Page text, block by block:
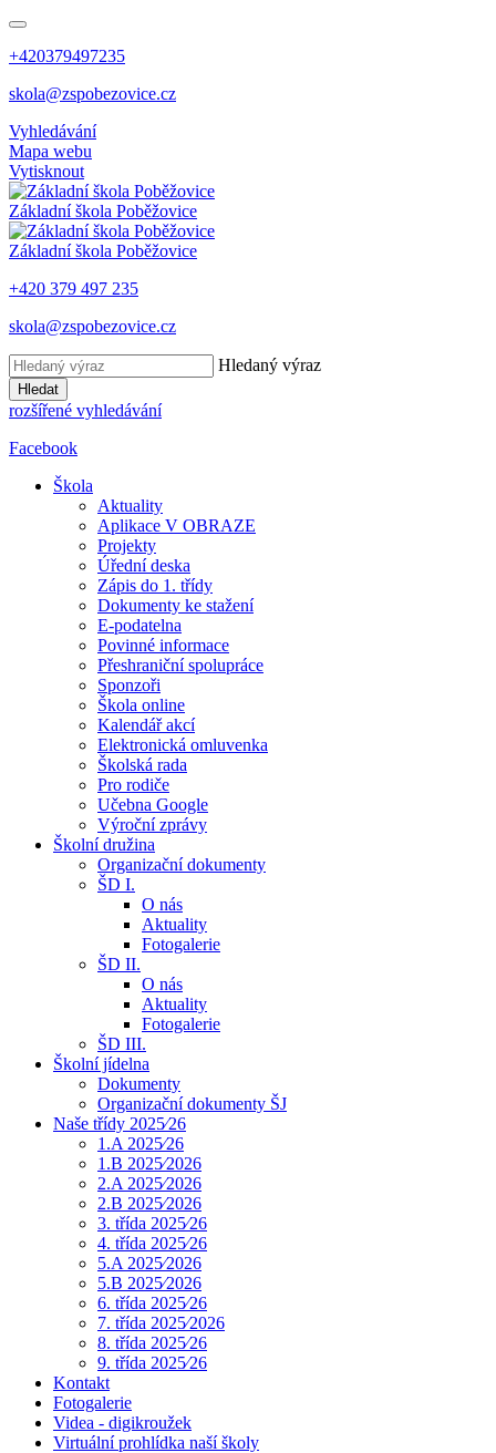
+420379497235
skola@zspobezovice.cz
Vyhledávání
Mapa webu
Vytisknout
Základní škola Poběžovice
Základní škola Poběžovice
+420 379 497 235
skola@zspobezovice.cz
Hledaný výraz
Hledat
rozšířené vyhledávání
Facebook
Škola
Aktuality
Aplikace V OBRAZE
Projekty
Úřední deska
Zápis do 1. třídy
Dokumenty ke stažení
E-podatelna
Povinné informace
Přeshraniční spolupráce
Sponzoři
Škola online
Kalendář akcí
Elektronická omluvenka
Školská rada
Pro rodiče
Učebna Google
Výroční zprávy
Školní družina
Organizační dokumenty
ŠD I.
O nás
Aktuality
Fotogalerie
ŠD II.
O nás
Aktuality
Fotogalerie
ŠD III.
Školní jídelna
Dokumenty
Organizační dokumenty ŠJ
Naše třídy 2025⁄26
1.A 2025⁄26
1.B 2025⁄2026
2.A 2025⁄2026
2.B 2025⁄2026
3. třída 2025⁄26
4. třída 2025⁄26
5.A 2025⁄2026
5.B 2025⁄2026
6. třída 2025⁄26
7. třída 2025⁄2026
8. třída 2025⁄26
9. třída 2025⁄26
Kontakt
Fotogalerie
Videa - digikroužek
Virtuální prohlídka naší školy